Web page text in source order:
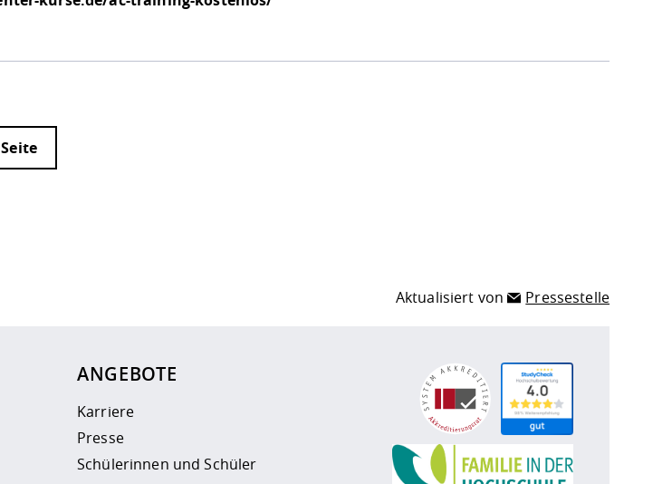
Aktualisiert von Pressestelle
ANGEBOTE
Karriere
Presse
Schülerinnen und Schüler